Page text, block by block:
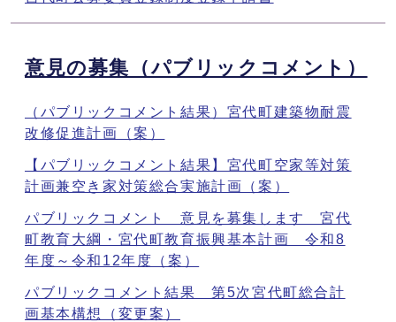
意見の募集（パブリックコメント）
（パブリックコメント結果）宮代町建築物耐震
改修促進計画（案）
【パブリックコメント結果】宮代町空家等対策
計画兼空き家対策総合実施計画（案）
パブリックコメント 意見を募集します 宮代
町教育大綱・宮代町教育振興基本計画 令和8
年度～令和12年度（案）
パブリックコメント結果 第5次宮代町総合計
画基本構想（変更案）